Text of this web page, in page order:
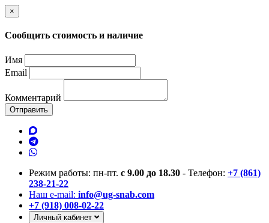
×
Сообщить стоимость и наличие
Имя
Email
Комментарий
Отправить
Режим работы: пн-пт. с 9.00 до 18.30 - Телефон: +7 (861)
238-21-22
Наш e-mail: info@ug-snab.com
+7 (918) 008-02-22
Личный кабинет